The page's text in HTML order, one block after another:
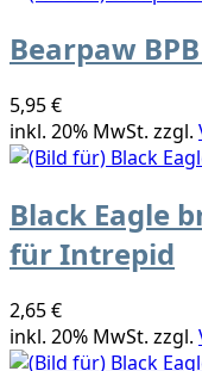
Bearpaw
5,95 €
inkl. 20% MwSt. zzgl.
Black Eagle
für Intrepid
2,65 €
inkl. 20% MwSt. zzgl.